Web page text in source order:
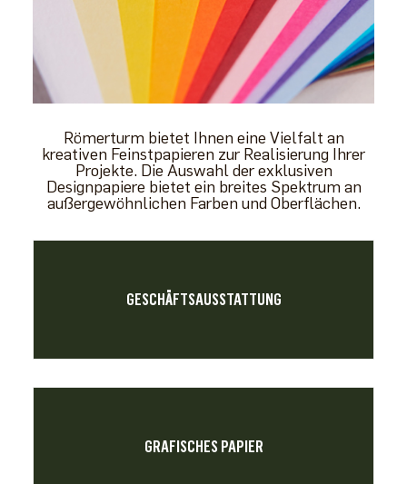
Römerturm bietet Ihnen eine Vielfalt an
kreativen Feinstpapieren zur Realisierung Ihrer
Projekte. Die Auswahl der exklusiven
Designpapiere bietet ein breites Spektrum an
außergewöhnlichen Farben und Oberflächen.
GESCHÄFTSAUSSTATTUNG
GRAFISCHES PAPIER